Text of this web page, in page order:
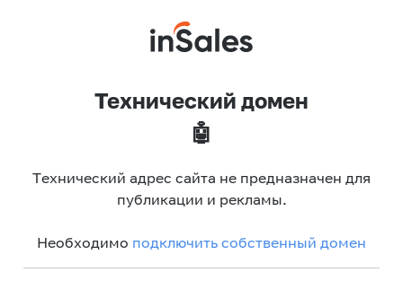
Технический домен
🤖
Технический адрес сайта не предназначен для
публикации и рекламы.
Необходимо подключить собственный домен